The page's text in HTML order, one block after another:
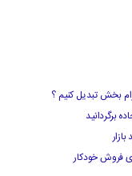
بخش تبدیل کنیم ؟
برگردانید
فروش خودکار